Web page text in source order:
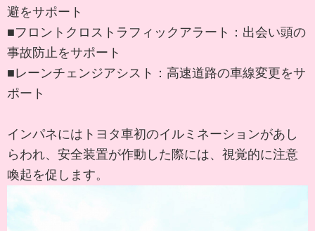
避をサポート
■フロントクロストラフィックアラート：出会い頭の
事故防止をサポート
■レーンチェンジアシスト：高速道路の車線変更をサ
ポート
インパネにはトヨタ車初のイルミネーションがあし
らわれ、安全装置が作動した際には、視覚的に注意
喚起を促します。